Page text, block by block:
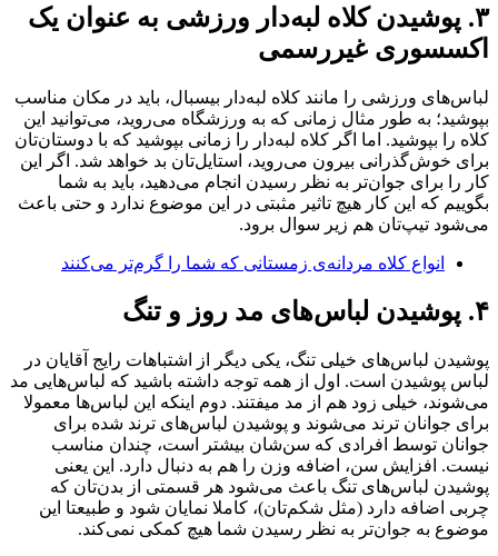
۳. پوشیدن کلاه لبه‌دار ورزشی به عنوان یک
اکسسوری غیررسمی
لباس‌های ورزشی را مانند کلاه لبه‌دار بیسبال، باید در مکان مناسب
بپوشید؛ به طور مثال زمانی که به ورزشگاه می‌روید، می‌توانید این
کلاه را بپوشید. اما اگر کلاه لبه‌دار را زمانی بپوشید که با دوستان‌تان
برای خوش‌گذرانی بیرون می‌روید، استایل‌تان بد خواهد شد. اگر این
کار را برای جوا‌ن‌تر به نظر رسیدن انجام می‌دهید، باید به شما
بگوییم که این کار هیچ تاثیر مثبتی در این موضوع ندارد و حتی باعث
می‌شود تیپ‌تان هم زیر سوال برود.
انواع کلاه مردانه‌ی زمستانی که شما را گرم‌تر می‌کنند
۴. پوشیدن لباس‌های مد روز و تنگ
پوشیدن لباس‌های خیلی تنگ، یکی دیگر از اشتباهات رایج آقایان در
لباس پوشیدن است. اول از همه توجه داشته باشید که لباس‌هایی مد
می‌شوند، خیلی زود هم از مد میفتند. دوم اینکه این لباس‌ها معمولا
برای جوانان ترند می‌شوند و پوشیدن لباس‌های ترند شده برای
جوانان توسط افرادی که سن‌شان بیشتر است، چندان مناسب
نیست‌. افزایش سن، اضافه وزن را هم به دنبال دارد. این یعنی
پوشیدن لباس‌های تنگ باعث می‌شود هر قسمتی از بدن‌تان که
چربی اضافه دارد (مثل شکم‌تان)، کاملا نمایان شود و طبیعتا این
موضوع به جوان‌تر به نظر رسیدن شما هیچ کمکی نمی‌کند.